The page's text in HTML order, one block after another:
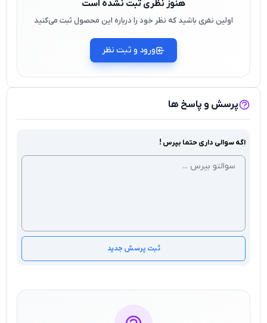
هنوز نظری ثبت نشده است
اولین نفری باشید که نظر خود را درباره این محصول ثبت می‌کنید
ورود و ثبت نظر
پرسش و پاسخ ها
اگه سوالی داری حتما بپرس !
ثبت پرسش جدید